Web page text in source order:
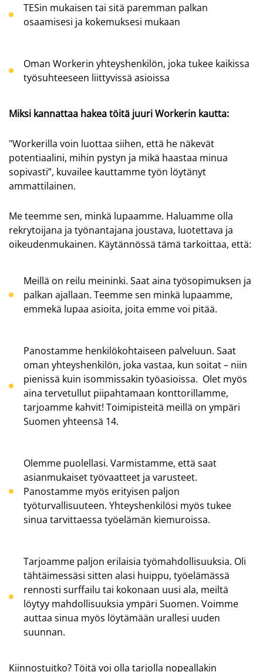
TESin mukaisen tai sitä paremman palkan
osaamisesi ja kokemuksesi mukaan
Oman Workerin yhteyshenkilön, joka tukee kaikissa
työsuhteeseen liittyvissä asioissa
Miksi kannattaa hakea töitä juuri Workerin kautta:
"Workerilla voin luottaa siihen, että he näkevät
potentiaalini, mihin pystyn ja mikä haastaa minua
sopivasti”, kuvailee kauttamme työn löytänyt
ammattilainen.
Me teemme sen, minkä lupaamme. Haluamme olla
rekrytoijana ja työnantajana joustava, luotettava ja
oikeudenmukainen. Käytännössä tämä tarkoittaa, että:
Meillä on reilu meininki. Saat aina työsopimuksen ja
palkan ajallaan. Teemme sen minkä lupaamme,
emmekä lupaa asioita, joita emme voi pitää.
Panostamme henkilökohtaiseen palveluun. Saat
oman yhteyshenkilön, joka vastaa, kun soitat – niin
pienissä kuin isommissakin työasioissa. Olet myös
aina tervetullut piipahtamaan konttorillamme,
tarjoamme kahvit! Toimipisteitä meillä on ympäri
Suomen yhteensä 14.
Olemme puolellasi. Varmistamme, että saat
asianmukaiset työvaatteet ja varusteet.
Panostamme myös erityisen paljon
työturvallisuuteen. Yhteyshenkilösi myös tukee
sinua tarvittaessa työelämän kiemuroissa.
Tarjoamme paljon erilaisia työmahdollisuuksia. Oli
tähtäimessäsi sitten alasi huippu, työelämässä
rennosti surffailu tai kokonaan uusi ala, meiltä
löytyy mahdollisuuksia ympäri Suomen. Voimme
auttaa sinua myös löytämään urallesi uuden
suunnan.
Kiinnostuitko?Töitä voi olla tarjolla nopeallakin